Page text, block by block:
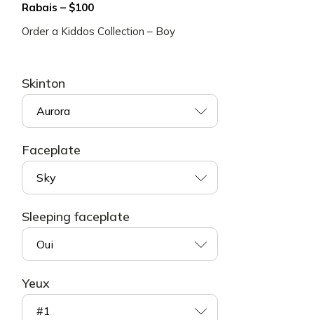
Rabais – $100
Order a Kiddos Сollection – Boy
Skinton
Aurora
Faceplate
Sky
Sleeping faceplate
Oui
Yeux
#1